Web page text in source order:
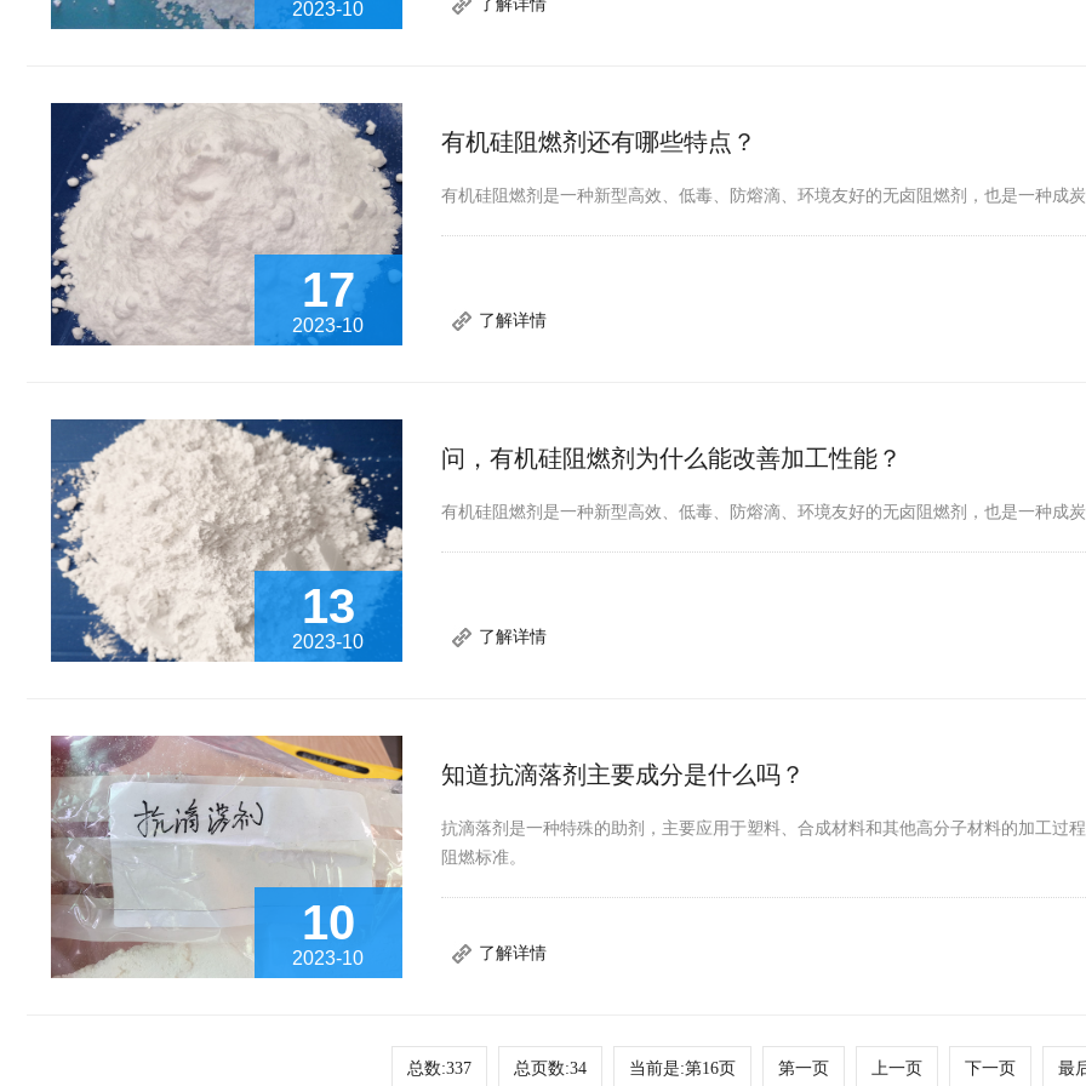
2023-10 了解详情
17
2023-10
有机硅阻燃剂还有哪些特点？
有机硅阻燃剂是一种新型高效、低毒、防熔滴、环境友好的无卤阻燃剂，也是一种成炭
了解详情
13
2023-10
问，有机硅阻燃剂为什么能改善加工性能？
有机硅阻燃剂是一种新型高效、低毒、防熔滴、环境友好的无卤阻燃剂，也是一种成炭
了解详情
10
2023-10
知道抗滴落剂主要成分是什么吗？
抗滴落剂是一种特殊的助剂，主要应用于塑料、合成材料和其他高分子材料的加工过
阻燃标准。
了解详情
总数:337 总页数:34 当前是:第16页 第一页 上一页 下一页 最